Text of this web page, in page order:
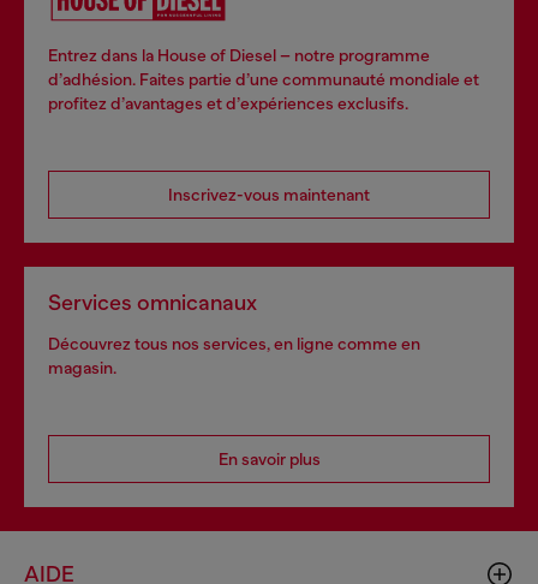
Entrez dans la House of Diesel – notre programme
d’adhésion. Faites partie d’une communauté mondiale et
profitez d’avantages et d’expériences exclusifs.
Inscrivez-vous maintenant
Services omnicanaux
Découvrez tous nos services, en ligne comme en
magasin.
En savoir plus
AIDE